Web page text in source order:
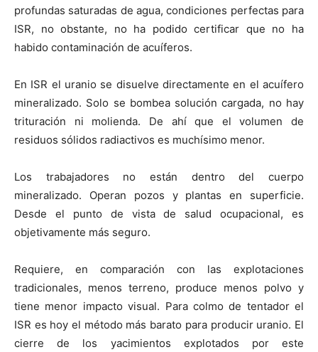
profundas saturadas de agua, condiciones perfectas para
ISR, no obstante, no ha podido certificar que no ha
habido contaminación de acuíferos.
En ISR el uranio se disuelve directamente en el acuífero
mineralizado. Solo se bombea solución cargada, no hay
trituración ni molienda. De ahí que el volumen de
residuos sólidos radiactivos es muchísimo menor.
Los trabajadores no están dentro del cuerpo
mineralizado. Operan pozos y plantas en superficie.
Desde el punto de vista de salud ocupacional, es
objetivamente más seguro.
Requiere, en comparación con las explotaciones
tradicionales, menos terreno, produce menos polvo y
tiene menor impacto visual. Para colmo de tentador el
ISR es hoy el método más barato para producir uranio. El
cierre de los yacimientos explotados por este